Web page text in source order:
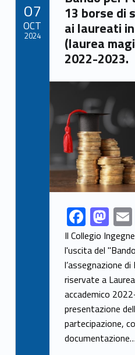
o
k
n
13 borse di
ai laureati in
(laurea
2022-2023.
Link identifier archive #link-archive-thumb-soap-63675
Link identifier share facebook archive #share-link-archive-68340F
ac
e
b
o
o
k
M
as
to
d
o
n
Il Collegio
l'uscita del
l’assegnazione
riservate a
accademico
presentazione
partecipazione,
documentazione…
07
OCT
2024